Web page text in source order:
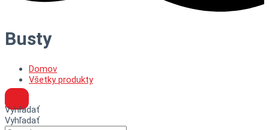
Busty
Domov
Všetky produkty
Vyhľadať
Vyhľadať